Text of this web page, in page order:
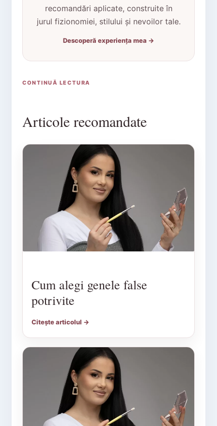
recomandări aplicate, construite în
jurul fizionomiei, stilului și nevoilor tale.
Descoperă experiența mea →
CONTINUĂ LECTURA
Articole recomandate
Cum alegi genele false
potrivite
Citește articolul →